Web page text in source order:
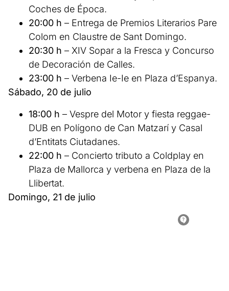
Coches de Época.
20:00 h – Entrega de Premios Literarios Pare
Colom en Claustre de Sant Domingo.
20:30 h – XIV Sopar a la Fresca y Concurso
de Decoración de Calles.
23:00 h – Verbena Ie-Ie en Plaza d’Espanya.
Sábado, 20 de julio
18:00 h – Vespre del Motor y fiesta reggae-
DUB en Polígono de Can Matzarí y Casal
d’Entitats Ciutadanes.
22:00 h – Concierto tributo a Coldplay en
Plaza de Mallorca y verbena en Plaza de la
Llibertat.
Domingo, 21 de julio